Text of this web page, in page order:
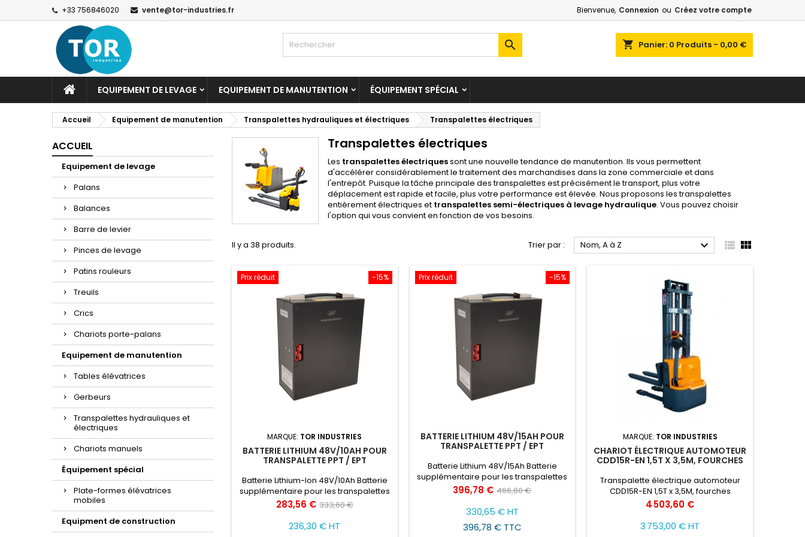
+33 756846020 vente@tor-industries.fr Bienvenue, Connexion ou Créez votre compte
shopping_cart Panier: 0 Produits - 0,00 €

EQUIPEMENT DE LEVAGE EQUIPEMENT DE MANUTENTION ÉQUIPEMENT SPÉCIAL
Accueil Equipement de manutention Transpalettes hydrauliques et électriques Transpalettes électriques
ACCUEIL
Equipement de levage
Palans
Balances
Barre de levier
Pinces de levage
Patins rouleurs
Treuils
Crics
Chariots porte-palans
Equipement de manutention
Tables élévatrices
Gerbeurs
Transpalettes hydrauliques et
électriques
Chariots manuels
Équipement spécial
Plate-formes élévatrices
mobiles
Equipment de construction
Transpalettes électriques
Les transpalettes électriquessont une nouvelle tendance de manutention. Ils vous permettent
d'accélérer considérablement le traitement des marchandises dans la zone commerciale et dans
l'entrepôt. Puisque la tâche principale des transpalettes est précisément le transport, plus votre
déplacement est rapide et facile, plus votre performance est élevée. Nous proposons les transpalettes
entièrement électriques et transpalettes semi-électriques à levage hydraulique. Vous pouvez choisir
l'option qui vous convient en fonction de vos besoins.
Il y a 38 produits. Trier par : Nom, A à Z   
-15%
Prix réduit
MARQUE: TOR INDUSTRIES
BATTERIE LITHIUM 48V/10AH POUR
TRANSPALETTE PPT / EPT
Batterie Lithium-Ion 48V/10Ah Batterie
supplémentaire pour les transpalettes
électriques de type PPT / EPT
Prix
283,56 € Prix
333,60 €
236,30 € HT
-15%
Prix réduit
BATTERIE LITHIUM 48V/15AH POUR
TRANSPALETTE PPT / EPT
Batterie Lithium 48V/15Ah Batterie
supplémentaire pour les transpalettes
électriques de type PPT / EPT avec
autonomie prolongée
Prix
396,78 € Prix
466,80 €
330,65 € HT
396,78 € TTC
MARQUE: TOR INDUSTRIES
CHARIOT ÉLECTRIQUE AUTOMOTEUR
CDD15R-EN 1,5T X 3,5M, FOURCHES
Transpalette électrique automoteur
CDD15R-EN 1,5T x 3,5M, fourches
réglables, batterie Li-ion Le levage et le
déplacement s'effectuent sans effort
physique de la part de l'opérateur. Il
permet de transporter des charges de
Prix
4 503,60 €
3 753,00 € HT